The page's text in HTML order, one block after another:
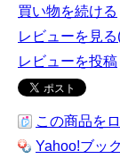
買い物を続ける
レビューを見
レビューを投稿
この商品を
Yahoo!ブッ